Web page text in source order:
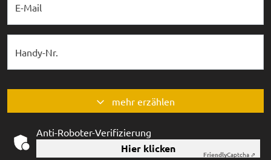
E-Mail
Handy-Nr.
mehr erzählen
Anti-Roboter-Verifizierung
Hier klicken FriendlyCaptcha ⇗